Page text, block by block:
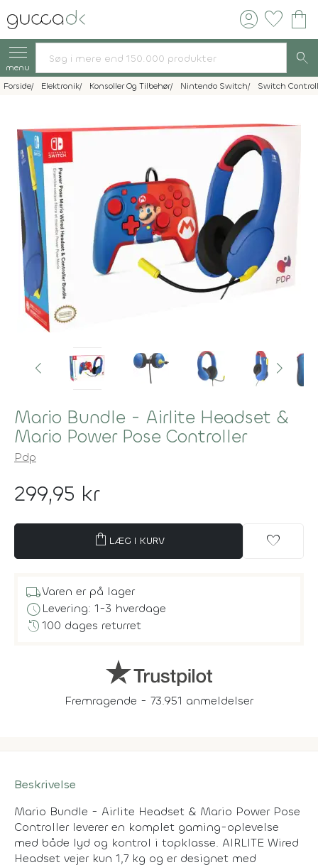
account_circle favorite shopping_bag
menu search
Forside Elektronik Konsoller Og Tilbehør Nintendo Switch Switch
Mario Bundle - Airlite Headset &
Mario Power Pose Controller
Pdp
299,95 kr
shopping_bag LÆG I KURV favorite
local_shippingVaren er på lager
scheduleLevering: 1-3 hverdage
history100 dages returret
Fremragende - 73.951 anmeldelser
Beskrivelse
Mario Bundle - Airlite Headset & Mario Power Pose
Controller leverer en komplet gaming-oplevelse
med både lyd og kontrol i topklasse. AIRLITE Wired
Headset vejer kun 1,7 kg og er designet med